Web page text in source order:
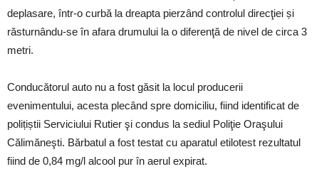
deplasare, într-o curbă la dreapta pierzând controlul direcţiei și
răsturnându-se în afara drumului la o diferenţă de nivel de circa 3
metri.
Conducătorul auto nu a fost găsit la locul producerii
evenimentului, acesta plecând spre domiciliu, fiind identificat de
polițiștii Serviciului Rutier şi condus la sediul Poliţie Oraşului
Călimăneşti. Bărbatul a fost testat cu aparatul etilotest rezultatul
fiind de 0,84 mg/l alcool pur în aerul expirat.